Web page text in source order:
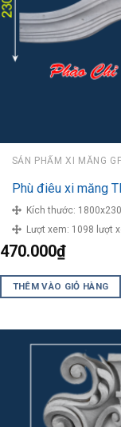
SẢN PHẨM XI MĂNG
Phù điêu xi măng
Kích thước: 1800x230
Lượt xem: 1098 lượt
470.000₫
THÊM VÀO GIỎ HÀNG